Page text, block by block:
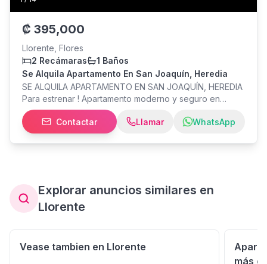
₡ 395,000
Llorente, Flores
2 Recámaras
1 Baños
Se Alquila Apartamento En San Joaquín, Heredia
SE ALQUILA APARTAMENTO EN SAN JOAQUÍN, HEREDIA
Para estrenar ! Apartamento moderno y seguro en
excelente ubicación. Alquiler 385.000 col mensuales. No
incluye servicios. Es sin amueblar. * 2 habitaciones con
clóset * 1 baño * Cuarto de pilas * 1 parqueo bajo techo
* Parqueos para visitas * Portón eléctrico - Se permite
apartamento, con una proyección de cómo quedaría
amueblado.
Contactar Llamar WhatsApp
Explorar anuncios similares en
Llorente
Vease tambien en Llorente
más